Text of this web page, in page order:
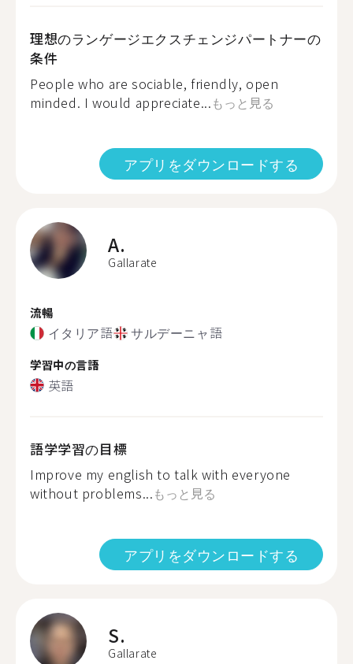
理想のランゲージエクスチェンジパートナーの
条件
People who are sociable, friendly, open
minded. I would appreciate...もっと見る
アプリをダウンロードする
A.
Gallarate
流暢
イタリア語 サルデーニャ語
学習中の言語
英語
語学学習の目標
Improve my english to talk with everyone
without problems...もっと見る
アプリをダウンロードする
S.
Gallarate